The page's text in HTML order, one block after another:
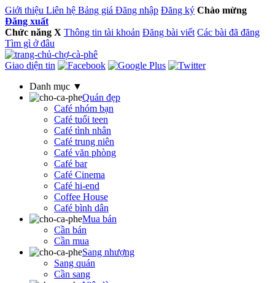
Giới thiệu Liên hệ Bảng giá Đăng nhập Đăng ký Chào mừng
Đăng xuất
Chức năng X Thông tin tài khoản Đăng bài viết Các bài đã đăng
Tìm gì ở đâu
Giao diện tin
Danh mục ▼
Quán đẹp
Café nhóm bạn
Café tuổi teen
Café tình nhân
Café trung niên
Café văn phòng
Café bar
Café Cinema
Café hi-end
Coffee House
Café bình dân
Mua bán
Cần bán
Cần mua
Sang nhượng
Sang quán
Cần sang